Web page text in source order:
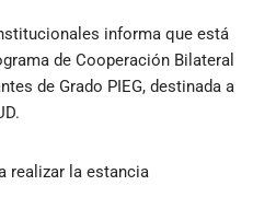
informa que está
de Cooperación Bilateral
de Grado PIEG, destinada a
realizar la estancia